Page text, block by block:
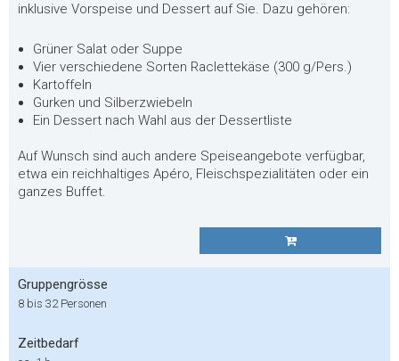
inklusive Vorspeise und Dessert auf Sie. Dazu gehören:
Grüner Salat oder Suppe
Vier verschiedene Sorten Raclettekäse (300 g/Pers.)
Kartoffeln
Gurken und Silberzwiebeln
Ein Dessert nach Wahl aus der Dessertliste
Auf Wunsch sind auch andere Speiseangebote verfügbar,
etwa ein reichhaltiges Apéro, Fleischspezialitäten oder ein
ganzes Buffet.
Gruppengrösse
8 bis 32 Personen
Zeitbedarf